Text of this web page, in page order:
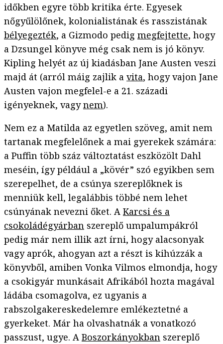
időkben egyre több kritika érte. Egyesek
nőgyűlölőnek, kolonialistának és rasszistának
bélyegezték, a Gizmodo pedig megfejtette, hogy
a Dzsungel könyve még csak nem is jó könyv.
Kipling helyét az új kiadásban Jane Austen veszi
majd át (arról máig zajlik a vita, hogy vajon Jane
Austen vajon megfelel-e a 21. századi
igényeknek, vagynem).
Nem ez a Matilda az egyetlen szöveg, amit nem
tartanak megfelelőnek a mai gyerekek számára:
a Puffin több száz változtatást eszközölt Dahl
meséin, így például a „kövér” szó egyikben sem
szerepelhet, de a csúnya szereplőknek is
menniük kell, legalábbis többé nem lehet
csúnyának nevezni őket. A Karcsi és a
csokoládégyárban szereplő umpalumpákról
pedig már nem illik azt írni, hogy alacsonyak
vagy aprók, ahogyan azt a részt is kihúzzák a
könyvből, amiben Vonka Vilmos elmondja, hogy
a csokigyár munkásait Afrikából hozta magával
ládába csomagolva, ez ugyanis a
rabszolgakereskedelemre emlékeztetné a
gyerkeket. Már ha olvashatnák a vonatkozó
passzust, ugye. A Boszorkányokban szereplő